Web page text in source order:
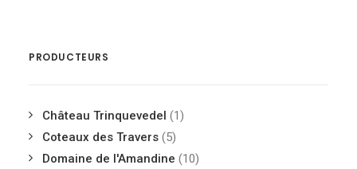
PRODUCTEURS
Château Trinquevedel (1)
Coteaux des Travers (5)
Domaine de l'Amandine (10)